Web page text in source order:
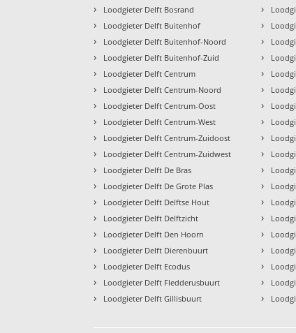
› Loodgieter Delft Bosrand
› Loodgieter Delft Buitenhof
› Loodgieter Delft Buitenhof-Noord
› Loodgieter Delft Buitenhof-Zuid
› Loodgieter Delft Centrum
› Loodgieter Delft Centrum-Noord
› Loodgieter Delft Centrum-Oost
› Loodgieter Delft Centrum-West
› Loodgieter Delft Centrum-Zuidoost
› Loodgieter Delft Centrum-Zuidwest
› Loodgieter Delft De Bras
› Loodgieter Delft De Grote Plas
› Loodgieter Delft Delftse Hout
› Loodgieter Delft Delftzicht
› Loodgieter Delft Den Hoorn
› Loodgieter Delft Dierenbuurt
› Loodgieter Delft Ecodus
› Loodgieter Delft Fledderusbuurt
› Loodgieter Delft Gillisbuurt
›
›
›
›
›
›
›
›
›
›
›
›
›
›
›
›
›
›
›